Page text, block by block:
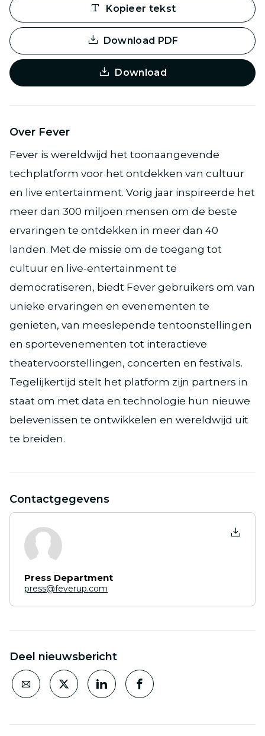
Kopieer tekst
Download PDF
Download
Over Fever
Fever is wereldwijd het toonaangevende
techplatform voor het ontdekken van cultuur
en live entertainment. Vorig jaar inspireerde het
meer dan 300 miljoen mensen om de beste
ervaringen te ontdekken in meer dan 40
landen. Met de missie om de toegang tot
cultuur en live-entertainment te
democratiseren, biedt Fever gebruikers om van
unieke ervaringen en evenementen te
genieten, van meeslepende tentoonstellingen
en sportevenementen tot interactieve
theatervoorstellingen, concerten en festivals.
Tegelijkertijd stelt het platform zijn partners in
staat om met data en technologie hun nieuwe
belevenissen te ontwikkelen en wereldwijd uit
te breiden.
Contactgegevens
Press Department
press@feverup.com
Deel nieuwsbericht